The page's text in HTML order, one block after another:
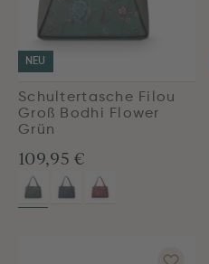
NEU
Schultertasche Filou
Groß Bodhi Flower
Grün
109,95 €